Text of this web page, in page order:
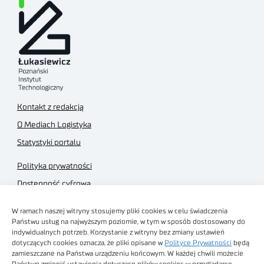
W ramach naszej witryny stosujemy pliki cookies w celu świadczenia
Państwu usług na najwyższym poziomie, w tym w sposób dostosowany do
indywidualnych potrzeb. Korzystanie z witryny bez zmiany ustawień
dotyczących cookies oznacza, że pliki opisane w Polityce Prywatności będą
zamieszczane na Państwa urządzeniu końcowym. W każdej chwili możecie
Kontakt z redakcją
O Mediach Logistyka
Statystyki portalu
Polityka prywatności
Dostępność cyfrowa
Regulamin sklepu